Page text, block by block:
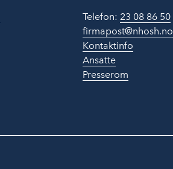
Telefon: 23 08 86 50
firmapost@nhosh.no
Kontaktinfo
Ansatte
Presserom